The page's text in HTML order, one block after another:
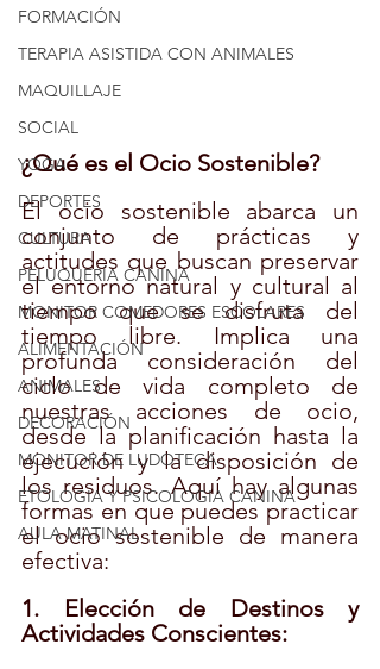
FORMACIÓN
TERAPIA ASISTIDA CON ANIMALES
MAQUILLAJE
SOCIAL
YOGA
DEPORTES
CULTURA
PELUQUERÍA CANINA
MONITOR COMEDORES ESCOLARES
ALIMENTACIÓN
ANIMALES
DECORACIÓN
MONITOR DE LUDOTECA
ETOLOGIA Y PSICOLOGIA CANINA
AULA MATINAL
¿Qué es el Ocio Sostenible?
El ocio sostenible abarca un
conjunto de prácticas y
actitudes que buscan preservar
el entorno natural y cultural al
tiempo que se disfruta del
tiempo libre. Implica una
profunda consideración del
ciclo de vida completo de
nuestras acciones de ocio,
desde la planificación hasta la
ejecución y la disposición de
los residuos. Aquí hay algunas
formas en que puedes practicar
el ocio sostenible de manera
efectiva:
1. Elección de Destinos y
Actividades Conscientes: